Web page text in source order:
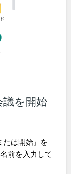
を開始
たは開始」を
前を入力して